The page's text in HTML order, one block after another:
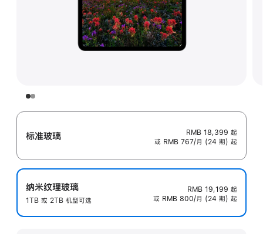
标准玻璃 RMB 18,399 起
或 RMB 767/月 (24 期) 起
纳米纹理玻璃
1TB 或 2TB 机型可选
RMB 19,199 起
或 RMB 800/月 (24 期) 起